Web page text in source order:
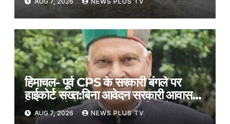
7, 2026 at 1:18 am
हिमाचल- पूर्व CPS के सरकारी बंगले पर
हाईकोर्ट सख्त:बिना आवेदन सरकारी आवास
रेगुलर करने पर नाराज, मुख्य सचिव से जवाब
तलब
AUG 7, 2026 NEWS PLUS TV